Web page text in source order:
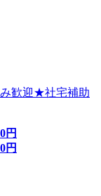
み歓迎★社宅補助
円
円